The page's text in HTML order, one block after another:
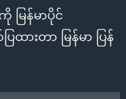
မြန်မာပိုင်
ြထားတာ မြန်မာ ပြန်